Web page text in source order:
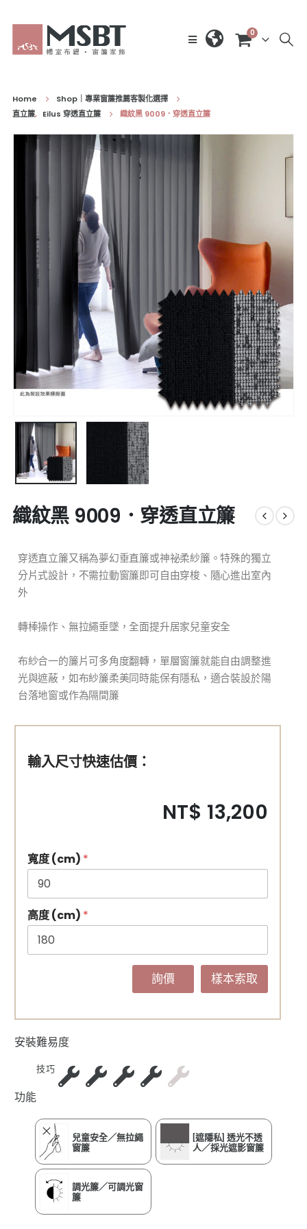
0
Home
Shop｜專業窗簾推薦客製化選擇
直立簾, Eilus 穿透直立簾 織紋黑 9009．穿透直立簾
織紋黑 9009．穿透直立簾
穿透直立簾又稱為夢幻垂直簾或神祕柔紗簾。特殊的獨立
分片式設計，不需拉動窗簾即可自由穿梭、隨心進出室內
外
轉棒操作、無拉繩垂墜，全面提升居家兒童安全
布紗合一的簾片可多角度翻轉，單層窗簾就能自由調整進
光與遮蔽，如布紗簾柔美同時能保有隱私，適合裝設於陽
台落地窗或作為隔間簾
輸入尺寸快速估價：
NT$ 13,200
寬度 (cm) *
高度 (cm) *
詢價 樣本索取
安裝難易度
技巧
功能
兒童安全／無拉繩
窗簾
[遮隱私] 透光不透
人／採光遮影窗簾
調光簾／可調光窗
簾